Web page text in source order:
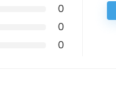
0
0
0